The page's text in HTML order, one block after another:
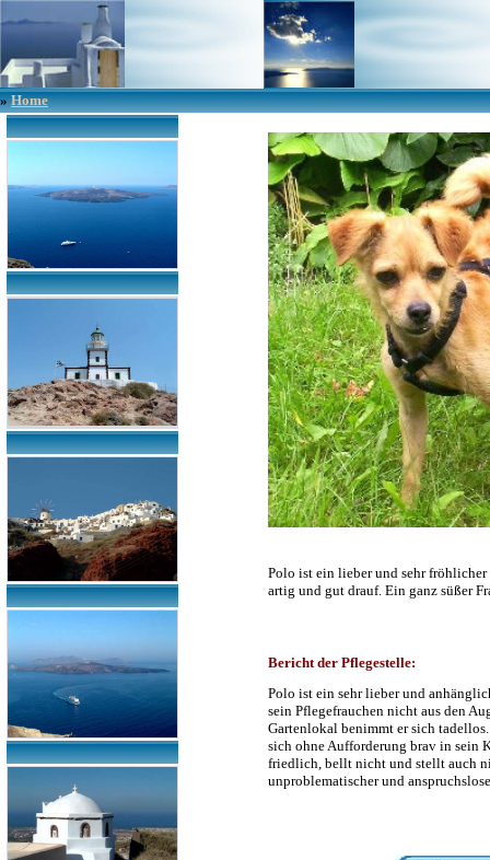
»Home
Polo ist ein lieber und sehr
artig und gut drauf. Ein ganz süßer
Bericht der Pflegestelle:
Polo ist ein sehr lieber und
sein Pflegefrauchen nicht aus den
Gartenlokal benimmt er sich
sich ohne Aufforderung brav in sein
friedlich, bellt nicht und stellt auch
unproblematischer und